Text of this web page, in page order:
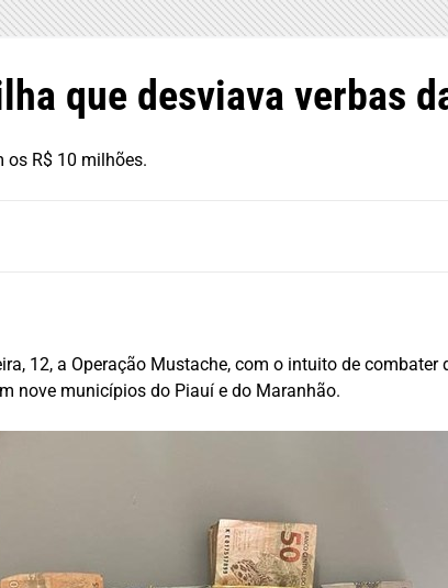
que desviava verbas
os R$ 10 milhões.
12, a Operação Mustache, com o intuito de
nove municípios do Piauí e do Maranhão.